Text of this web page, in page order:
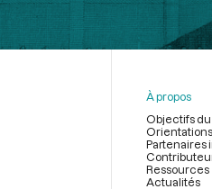
À propos
Objectifs
Partenaires
Ressources
Actualités